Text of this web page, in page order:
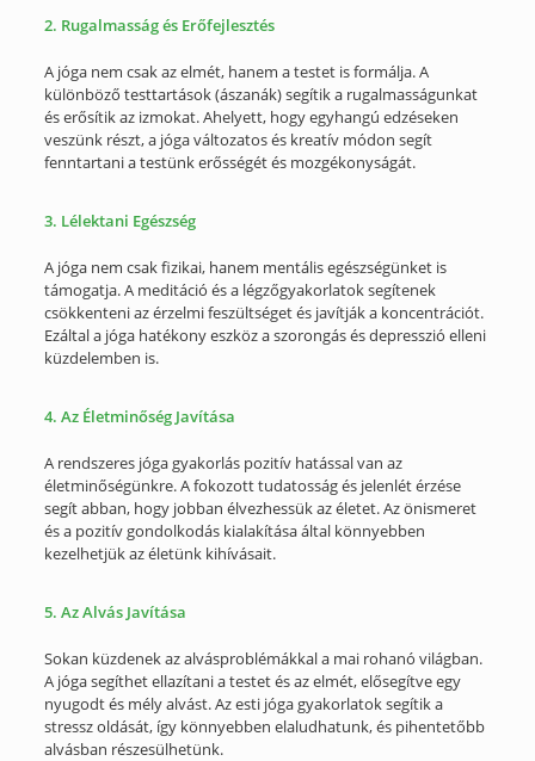
2. Rugalmasság és Erőfejlesztés
A jóga nem csak az elmét, hanem a testet is formálja. A
különböző testtartások (ászanák) segítik a rugalmasságunkat
és erősítik az izmokat. Ahelyett, hogy egyhangú edzéseken
veszünk részt, a jóga változatos és kreatív módon segít
fenntartani a testünk erősségét és mozgékonyságát.
3. Lélektani Egészség
A jóga nem csak fizikai, hanem mentális egészségünket is
támogatja. A meditáció és a légzőgyakorlatok segítenek
csökkenteni az érzelmi feszültséget és javítják a koncentrációt.
Ezáltal a jóga hatékony eszköz a szorongás és depresszió elleni
küzdelemben is.
4. Az Életminőség Javítása
A rendszeres jóga gyakorlás pozitív hatással van az
életminőségünkre. A fokozott tudatosság és jelenlét érzése
segít abban, hogy jobban élvezhessük az életet. Az önismeret
és a pozitív gondolkodás kialakítása által könnyebben
kezelhetjük az életünk kihívásait.
5. Az Alvás Javítása
Sokan küzdenek az alvásproblémákkal a mai rohanó világban.
A jóga segíthet ellazítani a testet és az elmét, elősegítve egy
nyugodt és mély alvást. Az esti jóga gyakorlatok segítik a
stressz oldását, így könnyebben elaludhatunk, és pihentetőbb
alvásban részesülhetünk.